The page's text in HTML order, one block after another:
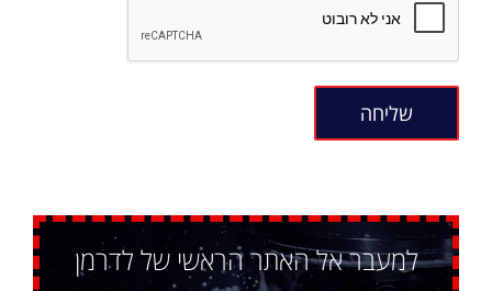
למעבר אל האתר הראשי של לדרמן